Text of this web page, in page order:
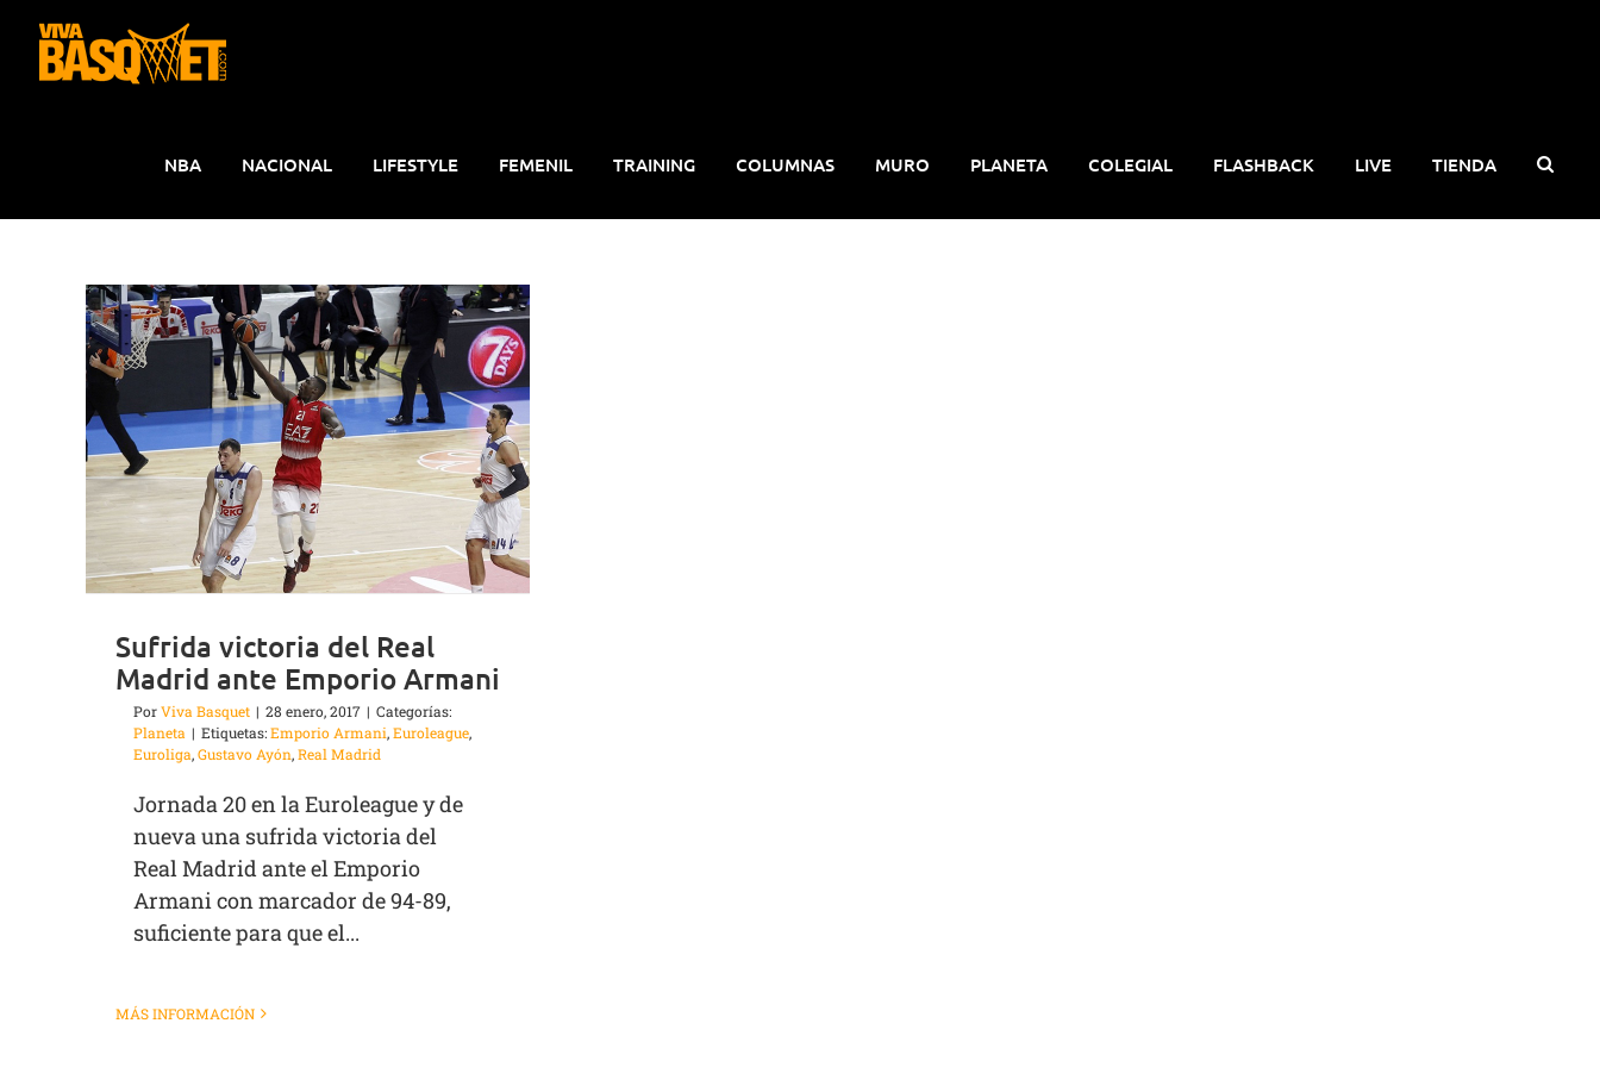
contenido
NBA NACIONAL LIFESTYLE FEMENIL TRAINING COLUMNAS MURO PLANETA COLEGIAL FLASHBACK LIVE TIENDA
Sufrida victoria del Real
Madrid ante Emporio Armani
PorViva Basquet | 28 enero, 2017 | Categorías:
Planeta | Etiquetas:Emporio Armani,Euroleague,
Euroliga,Gustavo Ayón,Real Madrid
Jornada 20 en la Euroleague y de
nueva una sufrida victoria del
Real Madrid ante el Emporio
Armani con marcador de 94-89,
suficiente para que el...
MÁS INFORMACIÓN